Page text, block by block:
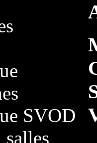
SVOD
salles